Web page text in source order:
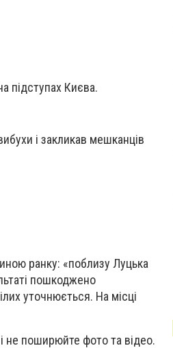
підступах Києва.
і закликав мешканців
ранку: «поблизу Луцька
пошкоджено
уточнюється. На місці
не поширюйте фото та відео.